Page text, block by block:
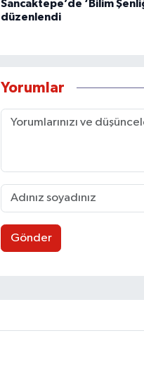
Sancaktepe’de ‘Bilim
düzenlendi
Yorumlar
Gönder